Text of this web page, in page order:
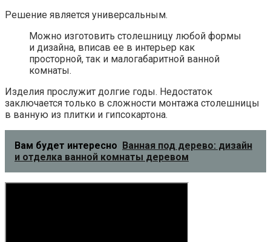
Решение является универсальным.
Можно изготовить столешницу любой формы
и дизайна, вписав ее в интерьер как
просторной, так и малогабаритной ванной
комнаты.
Изделия прослужит долгие годы. Недостаток
заключается только в сложности монтажа столешницы
в ванную из плитки и гипсокартона.
Вам будет интересно Ванная под дерево: дизайн
и отделка ванной комнаты деревом